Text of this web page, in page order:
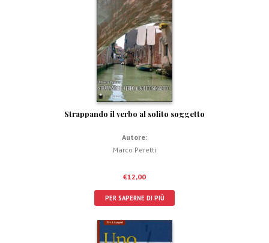
Strappando il verbo al solito soggetto
Autore:
Marco Peretti
€12,00
PER SAPERNE DI PIÙ